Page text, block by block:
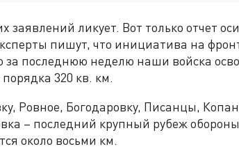
заявлений ликует. Вот только отчет
пишут, что инициатива на
за последнюю неделю наши войска
320 кв. км.
Ровное, Богодаровку, Писанцы,
– последний крупный рубеж
около восьми км.